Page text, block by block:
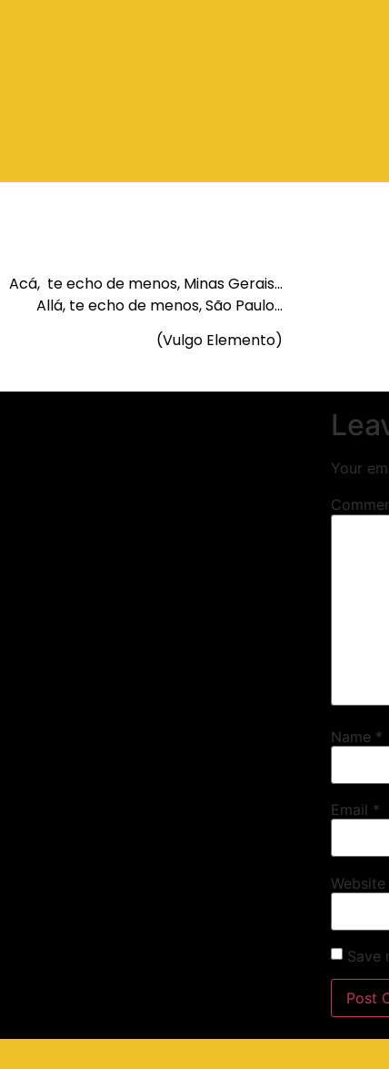
Acá, te echo de menos, Minas Gerais…
Allá, te echo de menos, São Paulo…
(Vulgo Elemento)
Your
Name *
Email *
Website
Save